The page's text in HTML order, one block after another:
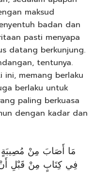
maksud
badan dan
pasti menyapa
datang berkunjung.
tentunya.
ini, memang berlaku
berlaku untuk
paling berkuasa
dengan kadar dan
مَا أَصَابَ مِنْ مُصِيبَةٍ
فِي كِتَابٍ مِنْ قَبْلِ أَنْ